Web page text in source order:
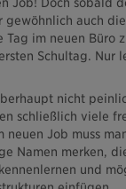
gewöhnlich auch
Tag im neuen Büro
Schultag. Nur
nicht
schließlich viele
neuen Job muss
Namen merken,
und